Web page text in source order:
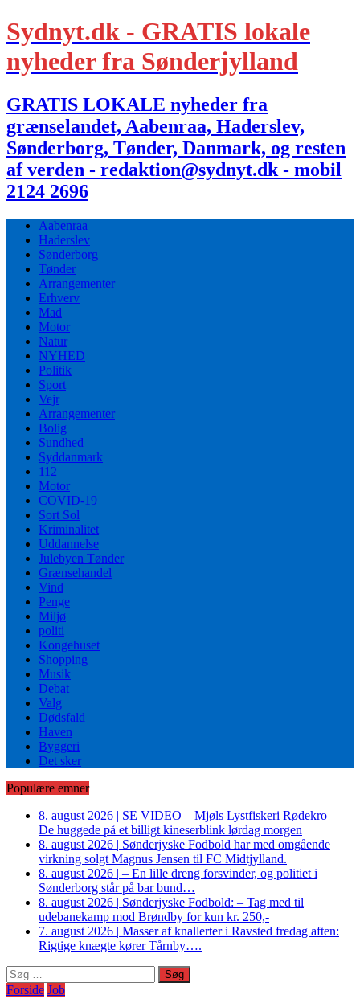
Sydnyt.dk - GRATIS lokale
nyheder fra Sønderjylland
GRATIS LOKALE nyheder fra
grænselandet, Aabenraa, Haderslev,
Sønderborg, Tønder, Danmark, og resten
af verden - redaktion@sydnyt.dk - mobil
2124 2696
Aabenraa
Haderslev
Sønderborg
Tønder
Arrangementer
Erhverv
Mad
Motor
Natur
NYHED
Politik
Sport
Vejr
Arrangementer
Bolig
Sundhed
Syddanmark
112
Motor
COVID-19
Sort Sol
Kriminalitet
Uddannelse
Julebyen Tønder
Grænsehandel
Vind
Penge
Miljø
politi
Kongehuset
Shopping
Musik
Debat
Valg
Dødsfald
Haven
Byggeri
Det sker
Populære emner
8. august 2026 | SE VIDEO – Mjøls Lystfiskeri Rødekro –
De huggede på et billigt kineserblink lørdag morgen
8. august 2026 | Sønderjyske Fodbold har med omgående
virkning solgt Magnus Jensen til FC Midtjylland.
8. august 2026 | – En lille dreng forsvinder, og politiet i
Sønderborg står på bar bund…
8. august 2026 | Sønderjyske Fodbold: – Tag med til
udebanekamp mod Brøndby for kun kr. 250,-
7. august 2026 | Masser af knallerter i Ravsted fredag aften:
Rigtige knægte kører Tårnby….
Søg
efter:
Forside Job